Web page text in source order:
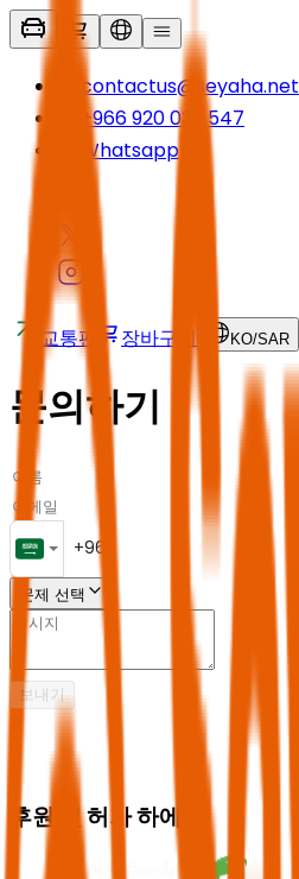
contactus@seyaha.net
+966 920 032 547
Whatsapp
교통편 장바구니 KO/SAR
문의하기
문제 선택
보내기
후원 및 허가 하에